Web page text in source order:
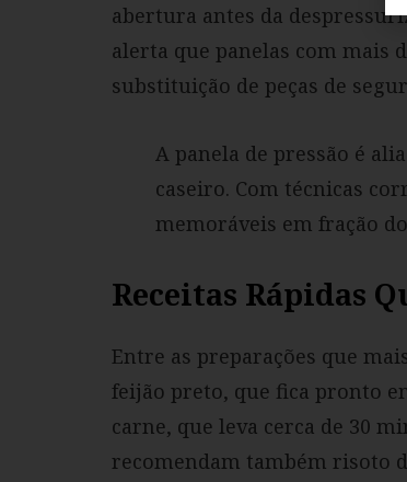
abertura antes da
alerta que panelas com mais
substituição de peças de
A panela de pressão é
caseiro. Com técnicas
memoráveis em fração
Receitas Rápidas
Entre as preparações que
feijão preto, que fica pronto
carne, que leva cerca de 30
recomendam também risoto